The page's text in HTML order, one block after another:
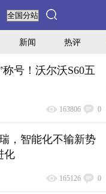
新闻 热评
号！沃尔沃S60五
163806 0
，智能化不输新势
化
165126 0